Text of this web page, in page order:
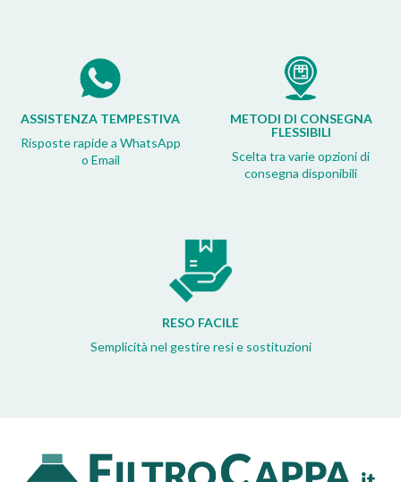
ASSISTENZA TEMPESTIVA
Risposte rapide a WhatsApp
o Email
METODI DI CONSEGNA
FLESSIBILI
Scelta tra varie opzioni di
consegna disponibili
RESO FACILE
Semplicità nel gestire resi e sostituzioni